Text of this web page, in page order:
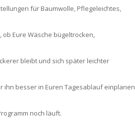
für Baumwolle, Pflegeleichtes,
Eure Wäsche bügeltrocken,
bleibt und sich später leichter
ihn besser in Euren Tagesablauf einplanen
noch läuft.